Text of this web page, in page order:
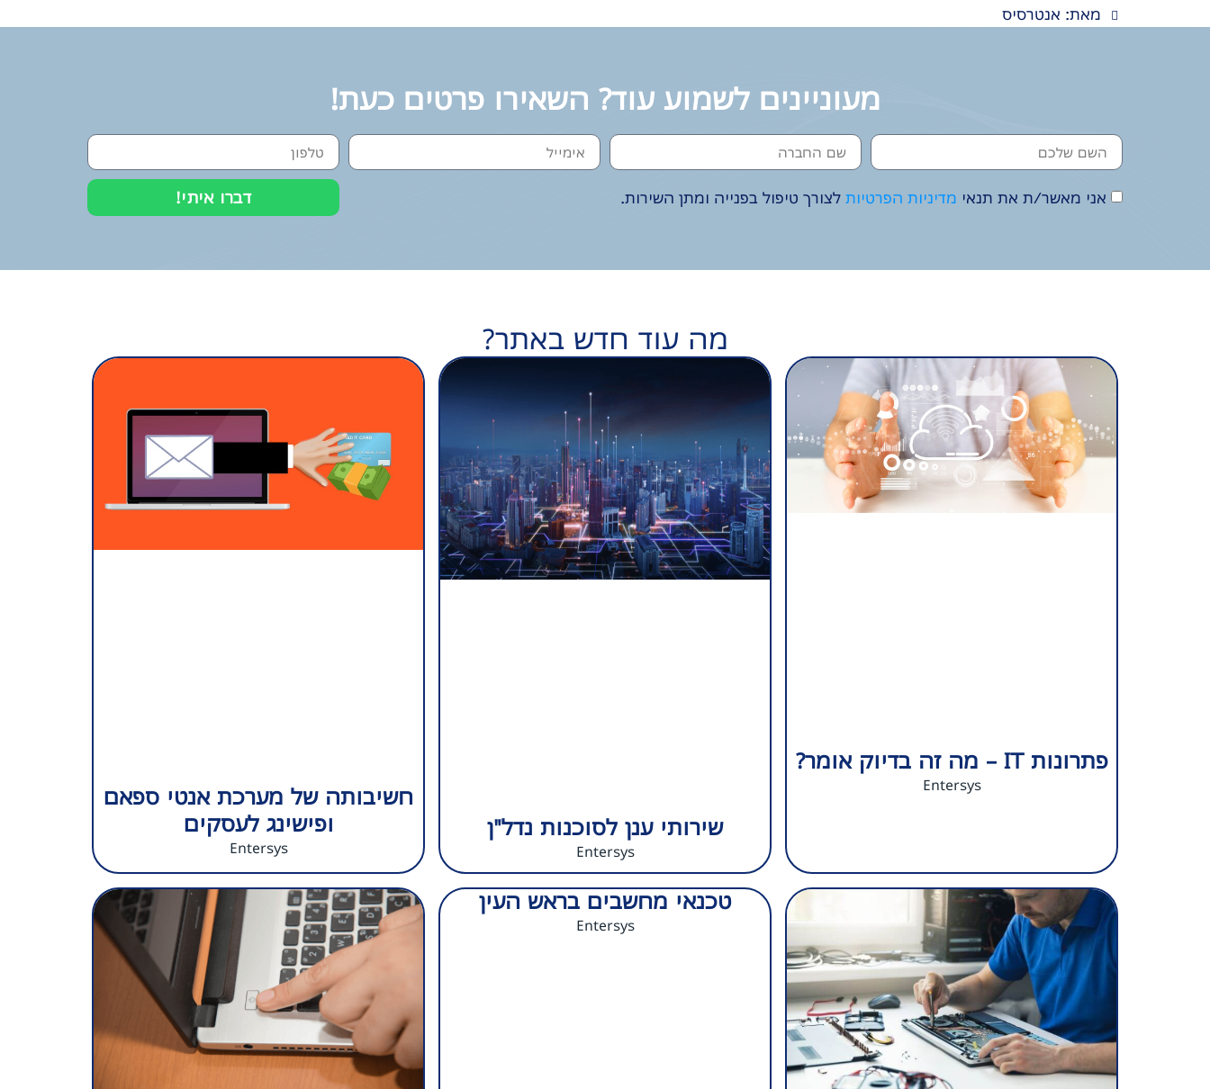
מאת: אנטרסיס
מעוניינים לשמוע עוד? השאירו פרטים כעת!
אני מאשר/ת את תנאי מדיניות הפרטיות לצורך טיפול בפנייה ומתן השירות. דברו איתי!
מה עוד חדש באתר?
פתרונות IT – מה זה בדיוק אומר?
Entersys
שירותי ענן לסוכנות נדל"ן
Entersys
חשיבותה של מערכת אנטי ספאם
ופישינג לעסקים
Entersys
טכנאי מחשבים בראש העין
Entersys